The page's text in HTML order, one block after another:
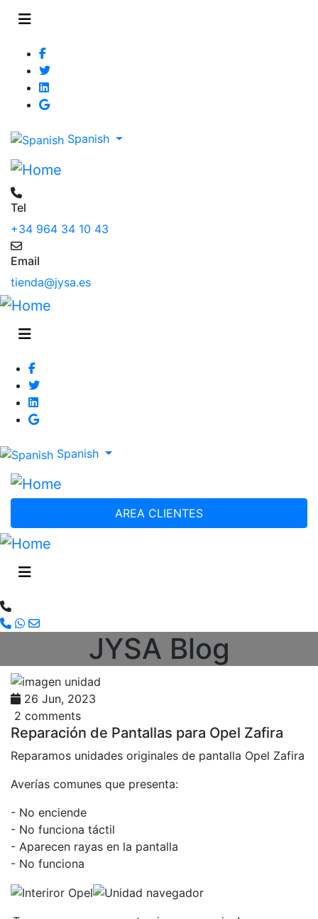
Spanish
Tel
+34 964 34 10 43
Email
tienda@jysa.es
Spanish
AREA CLIENTES
JYSA Blog
26 Jun, 2023
2 comments
Reparación de Pantallas para Opel Zafira
Reparamos unidades originales de pantalla Opel Zafira
Averías comunes que presenta:
- No enciende
- No funciona táctil
- Aparecen rayas en la pantalla
- No funciona